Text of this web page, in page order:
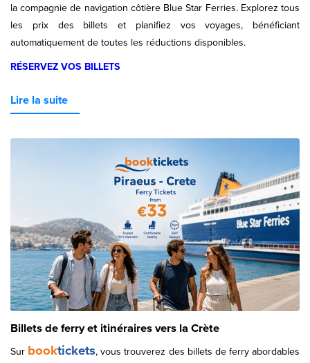
la compagnie de navigation côtière Blue Star Ferries. Explorez tous
les prix des billets et planifiez vos voyages, bénéficiant
automatiquement de toutes les réductions disponibles.
RÉSERVEZ VOS BILLETS
Lire la suite
Billets de ferry et itinéraires vers la Crète
Sur booktickets, vous trouverez des billets de ferry abordables